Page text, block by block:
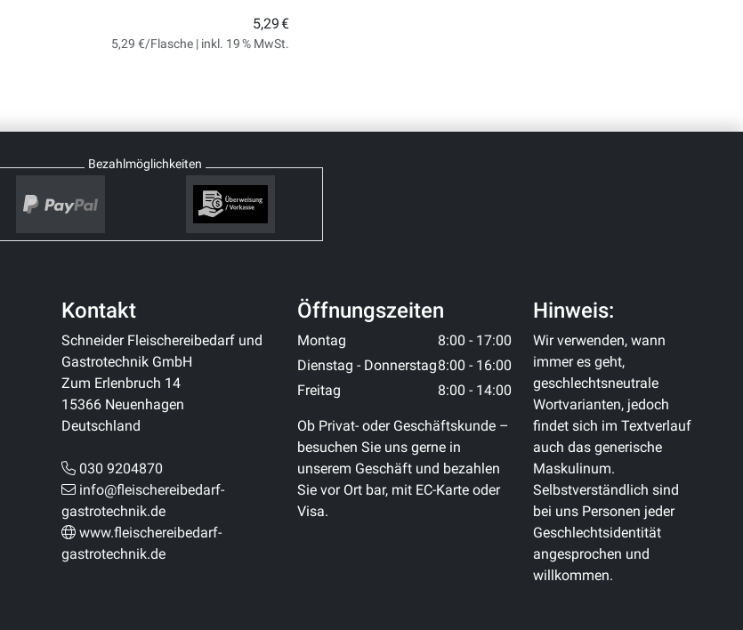
5,29 €
5,29 €/Flasche | inkl. 19 % MwSt.
Bezahlmöglichkeiten
Kontakt
Schneider Fleischereibedarf und
Gastrotechnik GmbH
Zum Erlenbruch 14
15366 Neuenhagen
Deutschland
030 9204870
info@fleischereibedarf-
gastrotechnik.de
www.fleischereibedarf-
gastrotechnik.de
Öffnungszeiten
Montag
8:00 - 17:00
Dienstag - Donnerstag8:00 - 16:00
Freitag
8:00 - 14:00
Ob Privat- oder Geschäftskunde –
besuchen Sie uns gerne in
unserem Geschäft und bezahlen
Sie vor Ort bar, mit EC-Karte oder
Visa.
Hinweis:
Wir verwenden, wann
immer es geht,
geschlechtsneutrale
Wortvarianten, jedoch
findet sich im Textverlauf
auch das generische
Maskulinum.
Selbstverständlich sind
bei uns Personen jeder
Geschlechtsidentität
angesprochen und
willkommen.